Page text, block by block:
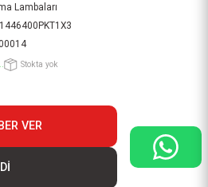
Lambaları
Stokta yok
VER